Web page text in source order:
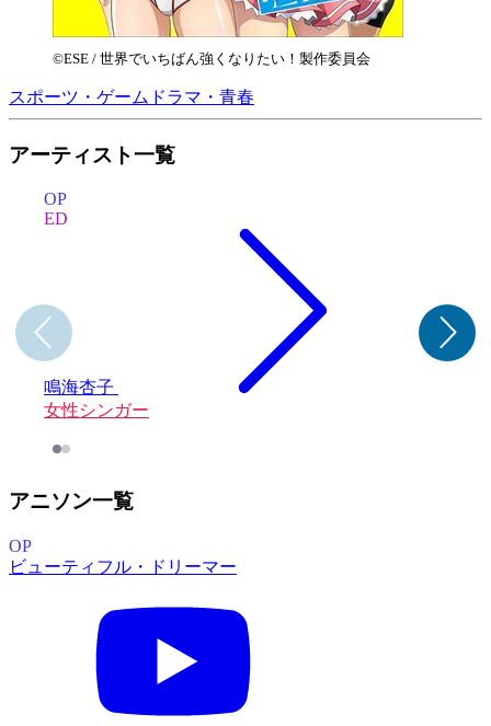
©ESE / 世界でいちばん強くなりたい！製作委員会
スポーツ・ゲーム ドラマ・青春
アーティスト一覧
OP
ED
鳴海杏子
女性シンガー
アニソン一覧
OP
ビューティフル・ドリーマー